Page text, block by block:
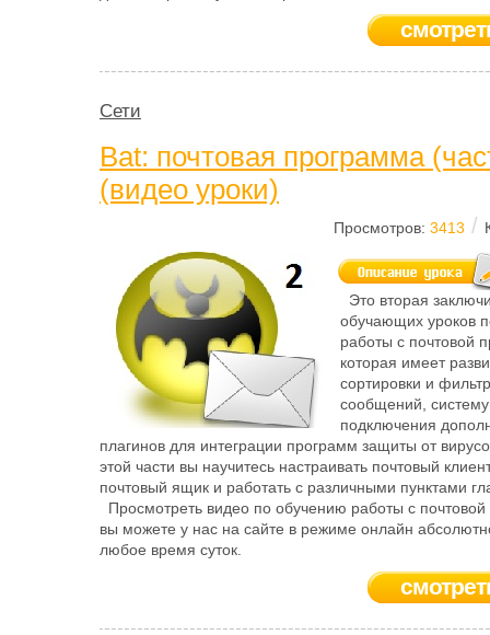
Сети
Bat: почтовая программа
(видео уроки)
Просмотров: 3413 /
Это вторая
обучающих уроков
работы с почтовой
которая имеет
сортировки и
сообщений,
подключения
плагинов для интеграции программ защиты от
этой части вы научитесь настраивать почтовый
почтовый ящик и работать с различными пунктами
Просмотреть видео по обучению работы с
вы можете у нас на сайте в режиме онлайн
любое время суток.